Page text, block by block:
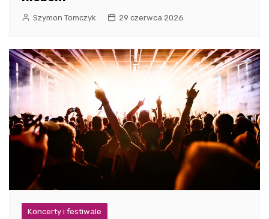
Szymon Tomczyk 29 czerwca 2026
Koncerty i festiwale